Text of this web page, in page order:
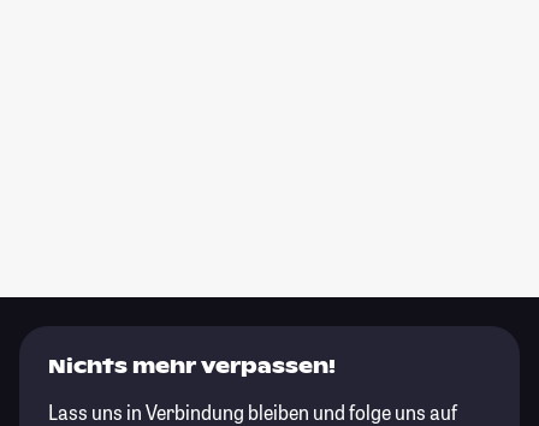
Nichts mehr verpassen!
Lass uns in Verbindung bleiben und folge uns auf